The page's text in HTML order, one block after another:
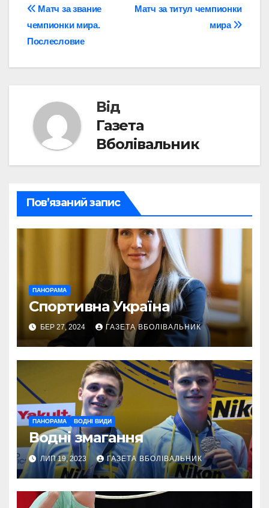
Навігація
записів
Матч за титул чемпионки
мира
Матч за звание
чемпионки мира.
Послесловие
Від
Газета
Вболівальник
Пов’язаний запис
ПАНОРАМА
Спортивна Україна
БЕР 27, 2024 ГАЗЕТА ВБОЛІВАЛЬНИК
ПАНОРАМА ВОДНІ ВИДИ
Водні змагання
ЛИП 19, 2023 ГАЗЕТА ВБОЛІВАЛЬНИК